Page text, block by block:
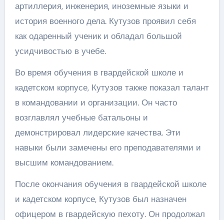
артиллерия, инженерия, иноземные языки и
история военного дела. Кутузов проявил себя
как одаренный ученик и обладал большой
усидчивостью в учебе.
Во время обучения в гвардейской школе и
кадетском корпусе, Кутузов также показал талант
в командовании и организации. Он часто
возглавлял учебные батальоны и
демонстрировал лидерские качества. Эти
навыки были замечены его преподавателями и
высшим командованием.
После окончания обучения в гвардейской школе
и кадетском корпусе, Кутузов был назначен
офицером в гвардейскую пехоту. Он продолжал